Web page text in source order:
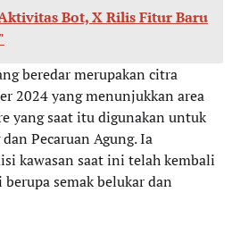
Bot, X Rilis Fitur Baru
beredar merupakan citra
2024 yang menunjukkan area
yang saat itu digunakan untuk
Pecaruan Agung. Ia
kawasan saat ini telah kembali
semak belukar dan